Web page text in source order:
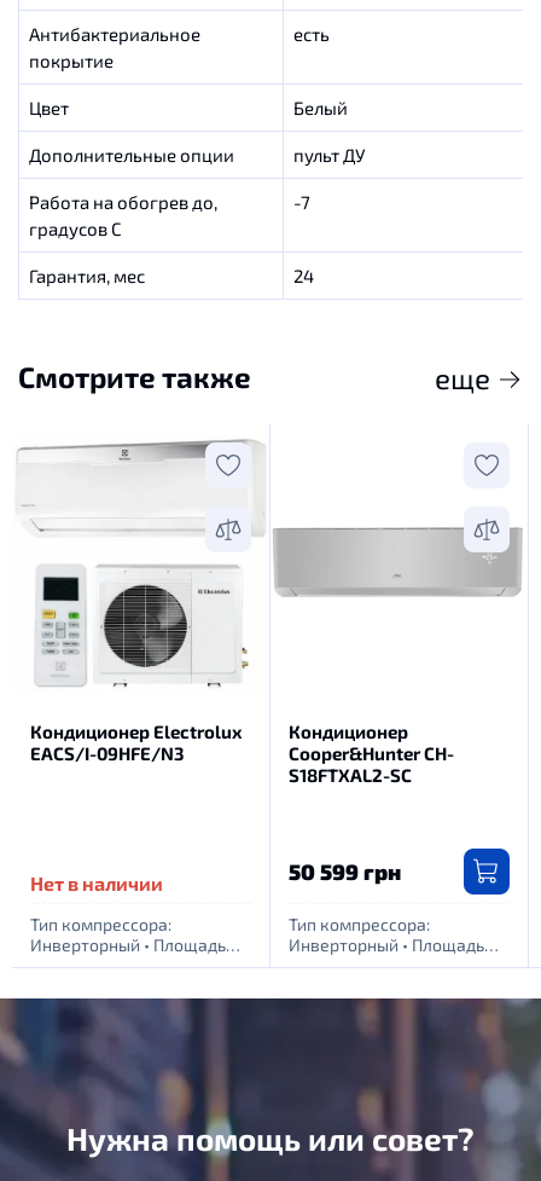
Антибактериальное
покрытие
есть
Цвет Белый
Дополнительные опции пульт ДУ
Работа на обогрев до,
градусов C
-7
Гарантия, мес 24
Смотрите также еще
Кондиционер Electrolux
EACS/I-09HFE/N3
Нет в наличии
Тип компрессора:
Инверторный • Площадь
обогрева помещения, м.
Кондиционер
Cooper&Hunter CH-
S18FTXAL2-SC
50 599 грн
Тип компрессора:
Инверторный • Площадь
обогрева помещения, м.
Нужна помощь или совет?